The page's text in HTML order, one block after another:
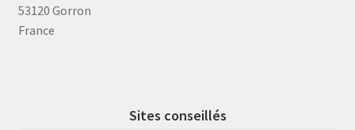
53120 Gorron
France
Sites conseillés